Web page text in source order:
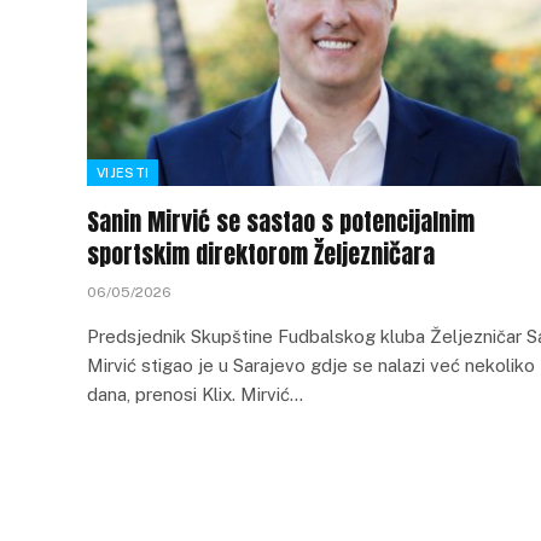
VIJESTI
Sanin Mirvić se sastao s potencijalnim
sportskim direktorom Željezničara
06/05/2026
Predsjednik Skupštine Fudbalskog kluba Željezničar
Mirvić stigao je u Sarajevo gdje se nalazi već nekoliko
dana, prenosi Klix. Mirvić…